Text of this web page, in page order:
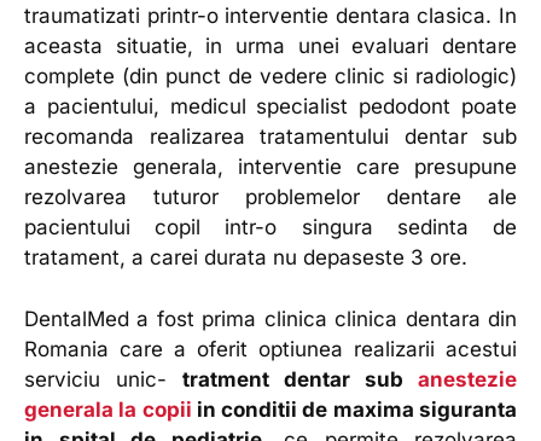
traumatizati printr-o interventie dentara clasica. In
aceasta situatie, in urma unei evaluari dentare
complete (din punct de vedere clinic si radiologic)
a pacientului, medicul specialist pedodont poate
recomanda realizarea tratamentului dentar sub
anestezie generala, interventie care presupune
rezolvarea tuturor problemelor dentare ale
pacientului copil intr-o singura sedinta de
tratament, a carei durata nu depaseste 3 ore.
DentalMed a fost prima clinica clinica dentara din
Romania care a oferit optiunea realizarii acestui
serviciu unic- tratment dentar sub anestezie
generala la copii in conditii de maxima siguranta